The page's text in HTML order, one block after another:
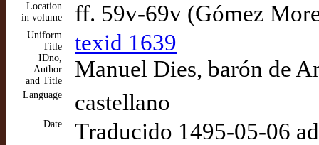
Location
in volume
ff. 59v-69v (Gómez
Uniform
Title
IDno,
Author
and Title
texid 1639
Manuel Dies, barón de
Language castellano
Date Traducido 1495-05-06